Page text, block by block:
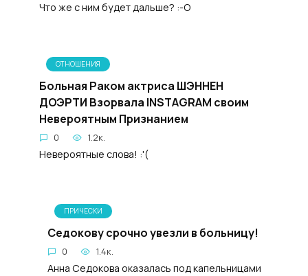
Что же с ним будет дальше? :-О
ОТНОШЕНИЯ
Больная Раком актриса ШЭННЕН
ДОЭРТИ Взорвала INSTAGRAM своим
Невероятным Признанием
0 1.2к.
Невероятные слова! :'(
ПРИЧЕСКИ
Седокову срочно увезли в больницу!
0 1.4к.
Анна Седокова оказалась под капельницами